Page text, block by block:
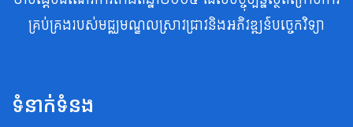
គ្រប់គ្រងរបស់មជ្ឈមណ្ឌលស្រាវជ្រាវនិងអភិវឌ្ឍន៍បច្ចេកវិទ្យា
ទំនាក់ទំនង